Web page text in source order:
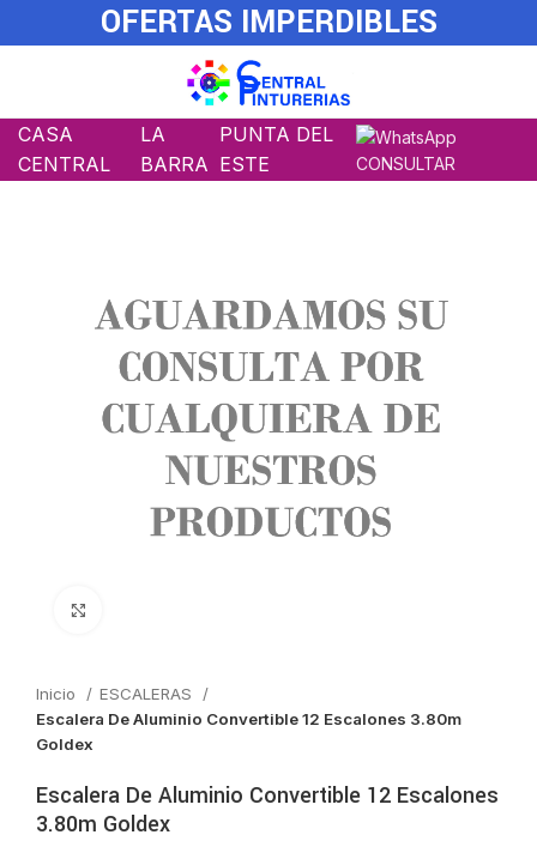
OFERTAS IMPERDIBLES
CASA
CENTRAL
LA
BARRA
PUNTA DEL
ESTE
CONSULTAR
Inicio
ESCALERAS
Escalera De Aluminio Convertible 12 Escalones 3.80m
Goldex
Escalera De Aluminio Convertible 12 Escalones
3.80m Goldex